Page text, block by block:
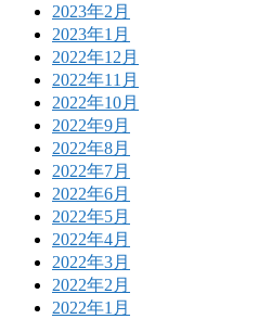
2023年2月
2023年1月
2022年12月
2022年11月
2022年10月
2022年9月
2022年8月
2022年7月
2022年6月
2022年5月
2022年4月
2022年3月
2022年2月
2022年1月